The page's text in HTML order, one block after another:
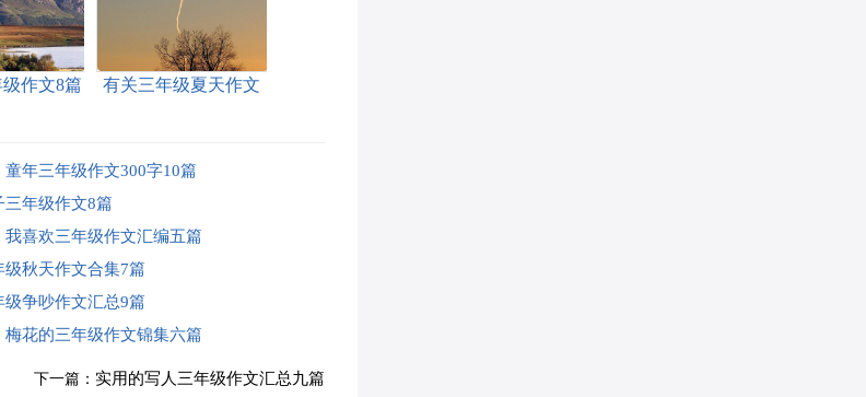
作文8篇
有关三年级夏天作文
童年三年级作文300字10篇
三年级作文8篇
我喜欢三年级作文汇编五篇
级秋天作文合集7篇
级争吵作文汇总9篇
梅花的三年级作文锦集六篇
下一篇： 实用的写人三年级作文汇总九篇